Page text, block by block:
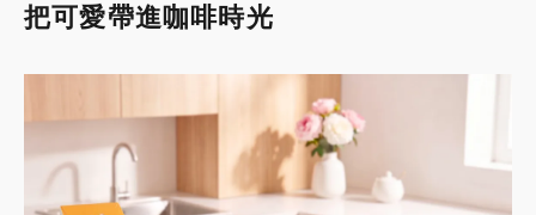
把可愛帶進咖啡時光